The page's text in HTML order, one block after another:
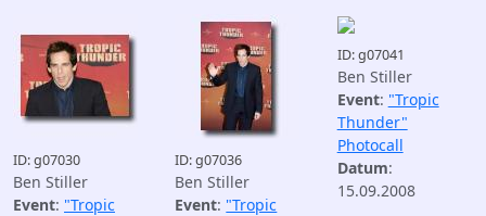
ID: g07030
Ben Stiller
Event: "Tropic
ID: g07036
Ben Stiller
Event: "Tropic
ID: g07041
Ben Stiller
Event: "Tropic
Thunder"
Photocall
Datum:
15.09.2008